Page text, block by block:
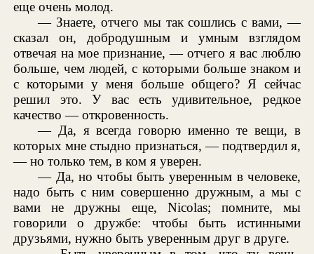
еще очень молод.
— Знаете, отчего мы так сошлись с вами, —
сказал он, добродушным и умным взглядом
отвечая на мое признание, — отчего я вас люблю
больше, чем людей, с которыми больше знаком и
с которыми у меня больше общего? Я сейчас
решил это. У вас есть удивительное, редкое
качество — откровенность.
— Да, я всегда говорю именно те вещи, в
которых мне стыдно признаться, — подтвердил я,
— но только тем, в ком я уверен.
— Да, но чтобы быть уверенным в человеке,
надо быть с ним совершенно дружным, а мы с
вами не дружны еще, Nicolas; помните, мы
говорили о дружбе: чтобы быть истинными
друзьями, нужно быть уверенным друг в друге.